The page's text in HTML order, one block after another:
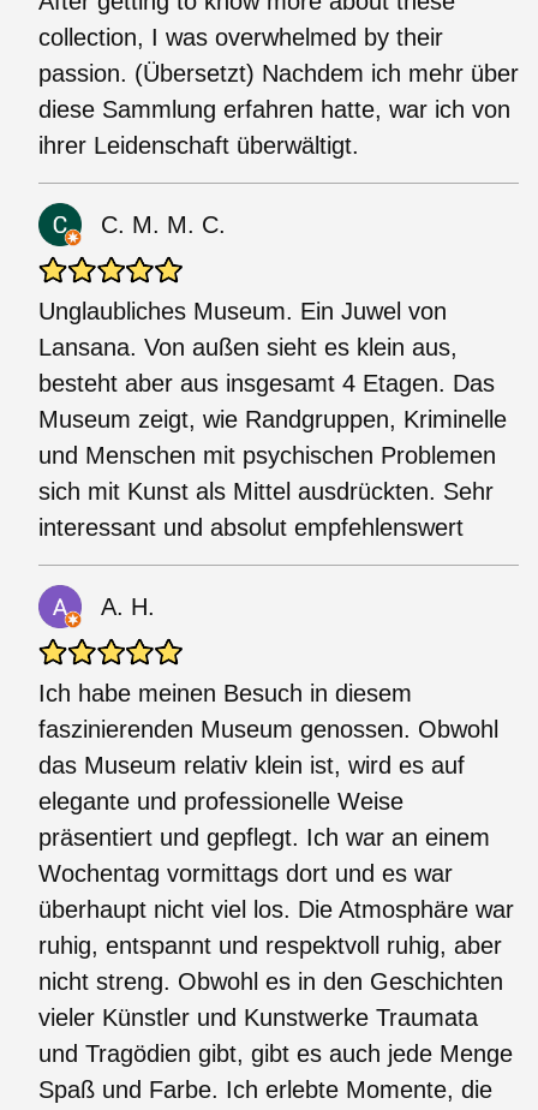
collection, I was overwhelmed by their
passion. (Übersetzt) Nachdem ich mehr über
diese Sammlung erfahren hatte, war ich von
ihrer Leidenschaft überwältigt.
C. M. M. C.
Unglaubliches Museum. Ein Juwel von
Lansana. Von außen sieht es klein aus,
besteht aber aus insgesamt 4 Etagen. Das
Museum zeigt, wie Randgruppen, Kriminelle
und Menschen mit psychischen Problemen
sich mit Kunst als Mittel ausdrückten. Sehr
interessant und absolut empfehlenswert
A. H.
Ich habe meinen Besuch in diesem
faszinierenden Museum genossen. Obwohl
das Museum relativ klein ist, wird es auf
elegante und professionelle Weise
präsentiert und gepflegt. Ich war an einem
Wochentag vormittags dort und es war
überhaupt nicht viel los. Die Atmosphäre war
ruhig, entspannt und respektvoll ruhig, aber
nicht streng. Obwohl es in den Geschichten
vieler Künstler und Kunstwerke Traumata
und Tragödien gibt, gibt es auch jede Menge
Spaß und Farbe. Ich erlebte Momente, die